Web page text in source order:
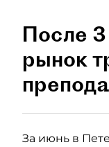
После
рынок
За июнь в